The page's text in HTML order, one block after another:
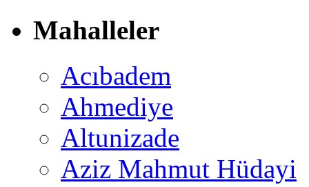
Mahalleler
Acıbadem
Ahmediye
Altunizade
Aziz Mahmut Hüdayi